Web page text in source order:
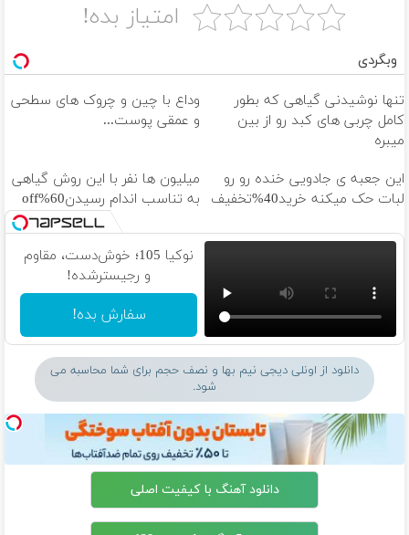
امتیاز بده!
وبگردی
تنها نوشیدنی گیاهی که بطور
کامل چربی های کبد رو از بین
میبره
وداع با چین و چروک های سطحی
و عمقی پوست...
این جعبه ی جادویی خنده رو رو
لبات حک میکنه خرید40%تخفیف
میلیون ها نفر با این روش گیاهی
به تناسب اندام رسیدن60%off
نوکیا 105؛ خوش‌دست، مقاوم
و رجیسترشده!
سفارش بده!
دانلود از اونلی دیجی نیم بها و نصف حجم برای شما محاسبه می
شود.
دانلود آهنگ با کیفیت اصلی